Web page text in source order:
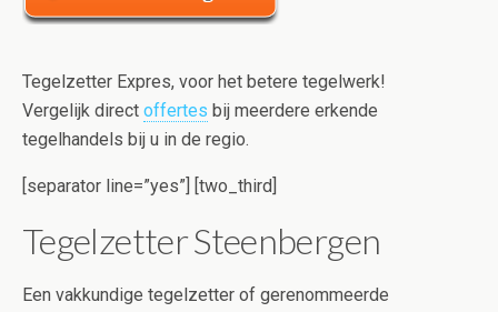
Tegelzetter Expres, voor het betere tegelwerk!
Vergelijk direct offertes bij meerdere erkende
tegelhandels bij u in de regio.
[separator line=”yes”] [two_third]
Tegelzetter Steenbergen
Een vakkundige tegelzetter of gerenommeerde